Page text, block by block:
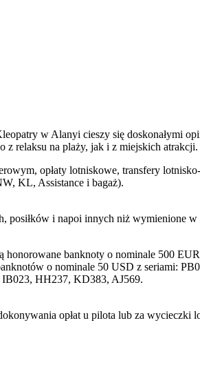
w Alanyi cieszy się doskonałymi
z relaksu na plaży, jak i z miejskich
opłaty lotniskowe, transfery
KL, Assistance i bagaż).
posiłków i napoi innych niż wymienione
banknoty o nominale 500
o nominale 50 USD z seriami:
HH237, KD383, AJ569.
opłat u pilota lub za